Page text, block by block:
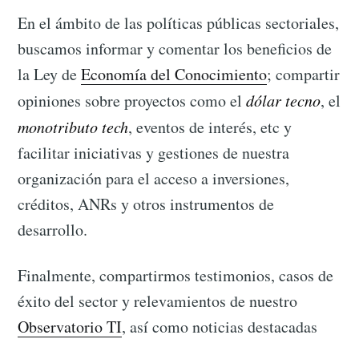
En el ámbito de las políticas públicas sectoriales,
buscamos informar y comentar los beneficios de
la Ley deEconomía del Conocimiento; compartir
opiniones sobre proyectos como eldólar tecno, el
monotributo tech, eventos de interés, etc y
facilitar iniciativas y gestiones de nuestra
organización para el acceso a inversiones,
créditos, ANRs y otros instrumentos de
desarrollo.
Finalmente, compartirmos testimonios, casos de
éxito del sector y relevamientos de nuestro
Observatorio TI, así como noticias destacadas